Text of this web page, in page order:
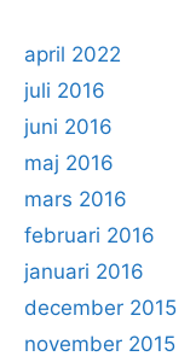
april 2022
juli 2016
juni 2016
maj 2016
mars 2016
februari 2016
januari 2016
december 2015
november 2015